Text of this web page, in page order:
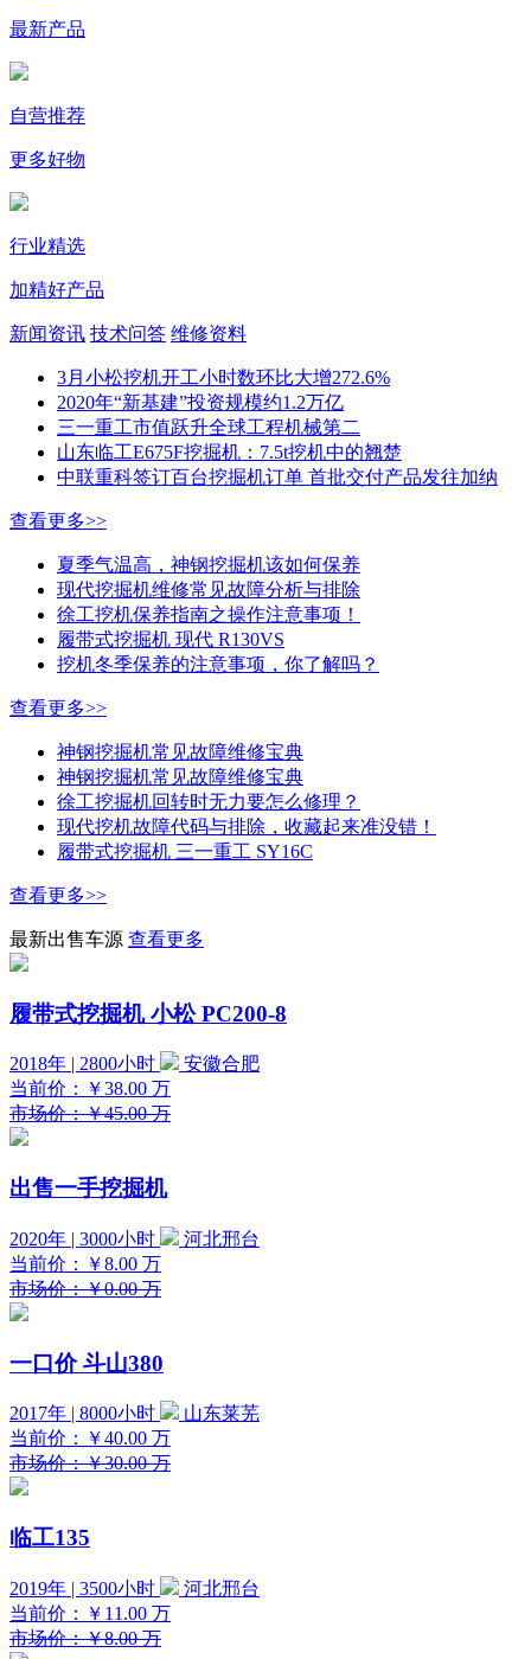
最新产品
自营推荐
更多好物
行业精选
加精好产品
新闻资讯 技术问答 维修资料
3月小松挖机开工小时数环比大增272.6%
2020年“新基建”投资规模约1.2万亿
三一重工市值跃升全球工程机械第二
山东临工E675F挖掘机：7.5t挖机中的翘楚
中联重科签订百台挖掘机订单 首批交付产品发往加纳
查看更多>>
夏季气温高，神钢挖掘机该如何保养
现代挖掘机维修常见故障分析与排除
徐工挖机保养指南之操作注意事项！
履带式挖掘机 现代 R130VS
挖机冬季保养的注意事项，你了解吗？
查看更多>>
神钢挖掘机常见故障维修宝典
神钢挖掘机常见故障维修宝典
徐工挖掘机回转时无力要怎么修理？
现代挖机故障代码与排除，收藏起来准没错！
履带式挖掘机 三一重工 SY16C
查看更多>>
最新出售车源 查看更多
履带式挖掘机 小松 PC200-8
2018年 | 2800小时
安徽合肥
当前价：
￥38.00 万
市场价：￥45.00 万
出售一手挖掘机
2020年 | 3000小时
河北邢台
当前价：
￥8.00 万
市场价：￥0.00 万
一口价 斗山380
2017年 | 8000小时
山东莱芜
当前价：
￥40.00 万
市场价：￥30.00 万
临工135
2019年 | 3500小时
河北邢台
当前价：
￥11.00 万
市场价：￥8.00 万